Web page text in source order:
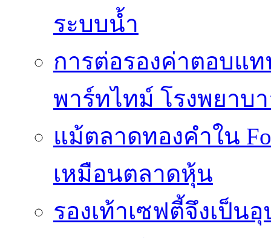
ระบบน้ำ
การต่อรองค่าตอบแ
พาร์ทไทม์ โรงพยาบ
แม้ตลาดทองคำใน
เหมือนตลาดหุ้น
รองเท้าเซฟตี้จึงเป็